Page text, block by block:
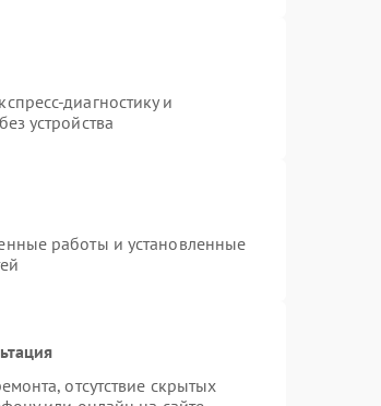
диагностику и
устройства
работы и установленные
отсутствие скрытых